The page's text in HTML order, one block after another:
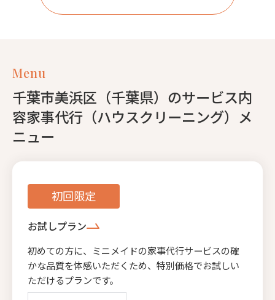
Menu
千葉市美浜区（千葉県）のサービス内
容家事代行（ハウスクリーニング）メ
ニュー
初回限定
お試しプラン
初めての方に、ミニメイドの家事代行サービスの確
かな品質を体感いただくため、特別価格でお試しい
ただけるプランです。